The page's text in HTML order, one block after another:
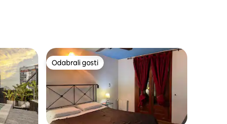
Odabrali gosti
Odabrali gosti